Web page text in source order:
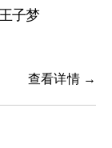
子梦
查看详情 →